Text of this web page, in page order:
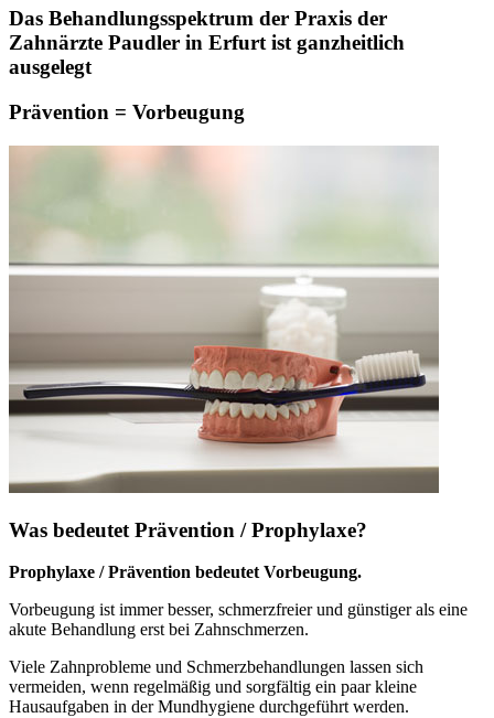
Das Behandlungsspektrum der Praxis der
Zahnärzte Paudler in Erfurt ist ganzheitlich
ausgelegt
Prävention = Vorbeugung
Was bedeutet Prävention / Prophylaxe?
Prophylaxe / Prävention bedeutet Vorbeugung.
Vorbeugung ist immer besser, schmerzfreier und günstiger als eine
akute Behandlung erst bei Zahnschmerzen.
Viele Zahnprobleme und Schmerzbehandlungen lassen sich
vermeiden, wenn regelmäßig und sorgfältig ein paar kleine
Hausaufgaben in der Mundhygiene durchgeführt werden.